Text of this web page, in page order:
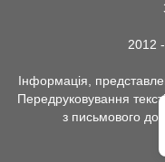
2012
Інформація,
Передруковування
з письмового